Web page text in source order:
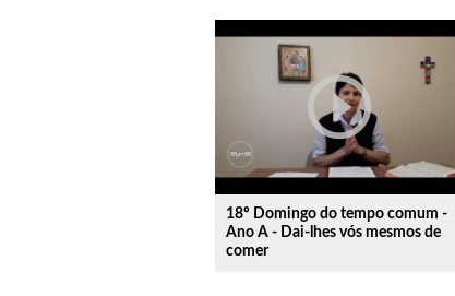
play_circle_outline
18º Domingo do tempo comum -
Ano A - Dai-lhes vós mesmos de
comer